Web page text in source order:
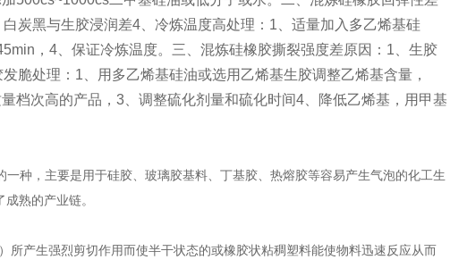
炭黑与生胶浸润差4、冷炼温度高处理：1、适量加入多乙烯基硅
，4、保证冷炼温度。三、混炼硅橡胶撕裂强度差原因：1、生胶
脆处理：1、用多乙烯基硅油或选用乙烯基生胶调整乙烯基含量，
档次高的产品，3、调整硫化剂量和硫化时间4、降低乙烯基，用甲基
种，主要是用于硅胶、玻璃胶基料、丁基胶、热熔胶等容易产生气泡的化工生
熟的产业链。
产生强烈剪切作用而使半干状态的或橡胶状粘稠塑料能使物料迅速反应从而